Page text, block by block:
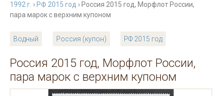
1992 г. › РФ 2015 год › Россия 2015 год, Морфлот России,
пара марок с верхним купоном
Водный Россия (купон) РФ 2015 год
Россия 2015 год, Морфлот России,
пара марок с верхним купоном